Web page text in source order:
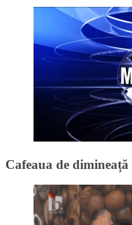
Cafeaua de dimineață